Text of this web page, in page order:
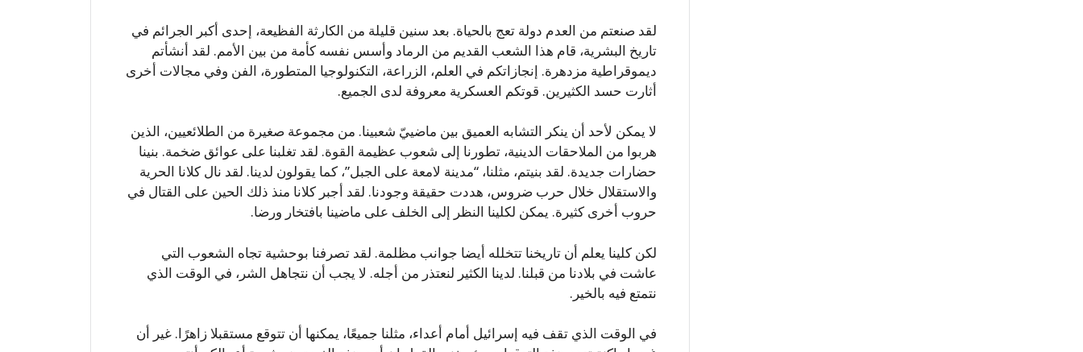
لقد صنعتم من العدم دولة تعج بالحياة. بعد سنين قليلة من الكارثة الفظيعة، إحدى أكبر الجرائم في
تاريخ البشرية، قام هذا الشعب القديم من الرماد وأسس نفسه كأمة من بين الأمم. لقد أنشأتم
ديموقراطية مزدهرة. إنجازاتكم في العلم، الزراعة، التكنولوجيا المتطورة، الفن وفي مجالات أخرى
أثارت حسد الكثيرين. قوتكم العسكرية معروفة لدى الجميع.
لا يمكن لأحد أن ينكر التشابه العميق بين ماضييّ شعبينا. من مجموعة صغيرة من الطلائعيين، الذين
هربوا من الملاحقات الدينية، تطورنا إلى شعوب عظيمة القوة. لقد تغلبنا على عوائق ضخمة. بنينا
حضارات جديدة. لقد بنيتم، مثلنا، “مدينة لامعة على الجبل”، كما يقولون لدينا. لقد نال كلانا الحرية
والاستقلال خلال حرب ضروس، هددت حقيقة وجودنا. لقد أجبر كلانا منذ ذلك الحين على القتال في
حروب أخرى كثيرة. يمكن لكلينا النظر إلى الخلف على ماضينا بافتخار ورضا.
لكن كلينا يعلم أن تاريخنا تتخلله أيضا جوانب مظلمة. لقد تصرفنا بوحشية تجاه الشعوب التي
عاشت في بلادنا من قبلنا. لدينا الكثير لنعتذر من أجله. لا يجب أن نتجاهل الشر، في الوقت الذي
نتمتع فيه بالخير.
في الوقت الذي تقف فيه إسرائيل أمام أعداء، مثلنا جميعًا، يمكنها أن تتوقع مستقبلا زاهرًا. غير أن